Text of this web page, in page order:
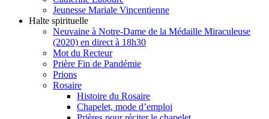
Jeunesse Mariale Vincentienne
Halte spirituelle
Neuvaine à Notre-Dame de la Médaille Miraculeuse
(2020) en direct à 18h30
Mot du Recteur
Prière Fin de Pandémie
Prions
Rosaire
Histoire du Rosaire
Chapelet, mode d’emploi